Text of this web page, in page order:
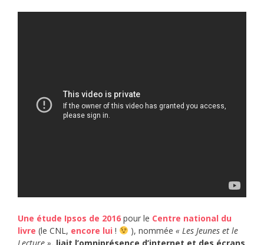
Une étude Ipsos de 2016 pour le Centre national du
livre (le CNL, encore lui ! ), nommée « Les Jeunes et le
Lecture », liait l’omniprésence d’internet et des écrans